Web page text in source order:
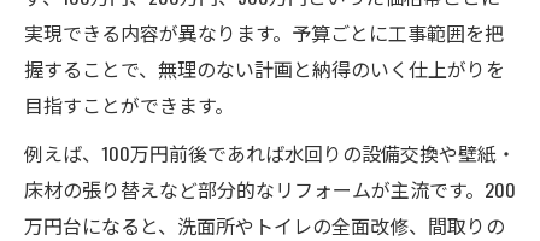
実現できる内容が異なります。予算ごとに工事範囲を把
握することで、無理のない計画と納得のいく仕上がりを
目指すことができます。
例えば、100万円前後であれば水回りの設備交換や壁紙・
床材の張り替えなど部分的なリフォームが主流です。200
万円台になると、洗面所やトイレの全面改修、間取りの